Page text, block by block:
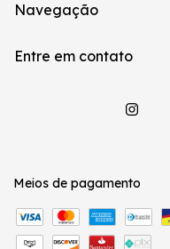
Navegação
Entre em contato
Meios de pagamento